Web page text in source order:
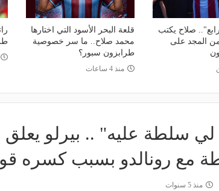
صلاح يكتب
المجد على
قلعة البحر الأسود التي اختارها
محمد صلاح.. ما سر خصوصية
طرابزون سبور؟
منذ 4 ساعات
سلطة عليه" .. بيرلو
مع رونالدو بسبب كسره
منذ 5 سنوات
البورصة كلمة السر.. لماذا أعلن
طرابزون سبور رسميًا عن مفاوضات
صلاح؟